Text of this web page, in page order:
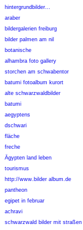
hintergrundbilder...
araber
bildergalerien freiburg
bilder palmen am nil
botanische
alhambra foto gallery
storchen am schwabentor
batumi fotoalbum kurort
alte schwarzwaldbilder
batumi
aegyptens
dschwari
fläche
freche
Ägypten land leben
tourismus
http://www.bilder album.de
pantheon
egipet in februar
achravi
schwarzwald bilder mit straßen